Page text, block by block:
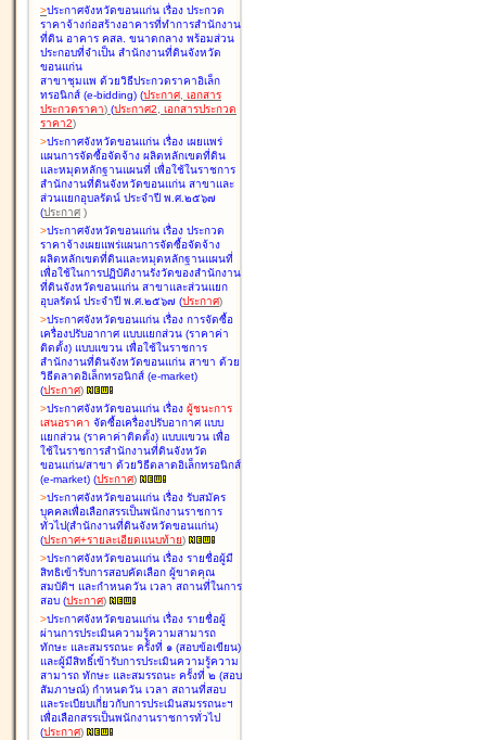
>ประกาศจังหวัดขอนแก่น เรื่อง ประกวด
ราคาจ้างก่อสร้างอาคารที่ทำการสำนักงาน
ที่ดิน อาคาร คสล. ขนาดกลาง พร้อมส่วน
ประกอบที่จำเป็น สำนักงานที่ดินจังหวัด
ขอนแก่น
สาขาชุมแพ ด้วยวิธีประกวดราคาอิเล็ก
ทรอนิกส์ (e-bidding) (ประกาศ, เอกสาร
ประกวดราคา) (ประกาศ2, เอกสารประกวด
ราคา2)
>ประกาศจังหวัดขอนแก่น เรื่อง เผยแพร่
แผนการจัดซื้อจัดจ้าง ผลิตหลักเขตที่ดิน
และหมุดหลักฐานแผนที่ เพื่อใช้ในราชการ
สำนักงานที่ดินจังหวัดขอนแก่น สาขาและ
ส่วนแยกอุบลรัตน์ ประจำปี พ.ศ.๒๕๖๗
(ประกาศ )
>ประกาศจังหวัดขอนแก่น เรื่อง ประกวด
ราคาจ้างเผยแพร่แผนการจัดซื้อจัดจ้าง
ผลิตหลักเขตที่ดินและหมุดหลักฐานแผนที่
เพื่อใช้ในการปฏิบัติงานรังวัดของสำนักงาน
ที่ดินจังหวัดขอนแก่น สาขาและส่วนแยก
อุบลรัตน์ ประจำปี พ.ศ.๒๕๖๗ (ประกาศ)
>ประกาศจังหวัดขอนแก่น เรื่อง การจัดซื้อ
เครื่องปรับอากาศ แบบแยกส่วน (ราคาค่า
ติดตั้ง) แบบแขวน เพื่อใช้ในราชการ
สำนักงานที่ดินจังหวัดขอนแก่น สาขา ด้วย
วิธีตลาดอิเล็กทรอนิกส์ (e-market)
(ประกาศ)
>ประกาศจังหวัดขอนแก่น เรื่อง ผู้ชนะการ
เสนอราคา จัดซื้อเครื่องปรับอากาศ แบบ
แยกส่วน (ราคาค่าติดตั้ง) แบบแขวน เพื่อ
ใช้ในราชการสำนักงานที่ดินจังหวัด
ขอนแก่น/สาขา ด้วยวิธีตลาดอิเล็กทรอนิกส์
(e-market) (ประกาศ)
>ประกาศจังหวัดขอนแก่น เรื่อง รับสมัคร
บุคคลเพื่อเลือกสรรเป็นพนักงานราชการ
ทั่วไป(สำนักงานที่ดินจังหวัดขอนแก่น)
(ประกาศ+รายละเอียดแนบท้าย)
>ประกาศจังหวัดขอนแก่น เรื่อง รายชื่อผู้มี
สิทธิเข้ารับการสอบคัดเลือก ผู้ขาดคุณ
สมบัติฯ และกำหนดวัน เวลา สถานที่ในการ
สอบ (ประกาศ)
>ประกาศจังหวัดขอนแก่น เรื่อง รายชื่อผู้
ผ่านการประเมินความรู้ความสามารถ
ทักษะ และสมรรถนะ ครั้งที่ ๑ (สอบข้อเขียน)
และผู้มีสิทธิ์เข้ารับการประเมินความรู้ความ
สามารถ ทักษะ และสมรรถนะ ครั้งที่ ๒ (สอบ
สัมภาษณ์) กำหนดวัน เวลา สถานที่สอบ
และระเบียบเกี่ยวกับการประเมินสมรรถนะฯ
เพื่อเลือกสรรเป็นพนักงานราชการทั่วไป
(ประกาศ)